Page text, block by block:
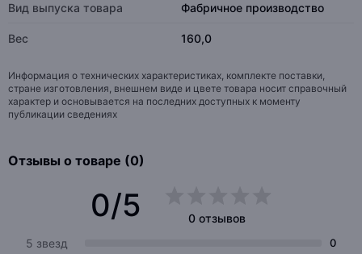
Вид выпуска товара Фабричное производство
Вес 160,0
Информация о технических характеристиках, комплекте поставки,
стране изготовления, внешнем виде и цвете товара носит справочный
характер и основывается на последних доступных к моменту
публикации сведениях
Отзывы о товаре (0)
0/5
0 отзывов
5 звезд
0